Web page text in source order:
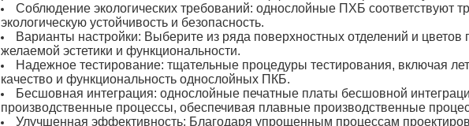
Соблюдение экологических требований: однослойные ПХБ соответствуют
экологическую устойчивость и безопасность.
Варианты настройки: Выберите из ряда поверхностных отделений и цветов
желаемой эстетики и функциональности.
Надежное тестирование: тщательные процедуры тестирования, включая
качество и функциональность однослойных ПКБ.
Бесшовная интеграция: однослойные печатные платы бесшовной
производственные процессы, обеспечивая плавные производственные
Улучшенная эффективность: Благодаря упрощенным процессам